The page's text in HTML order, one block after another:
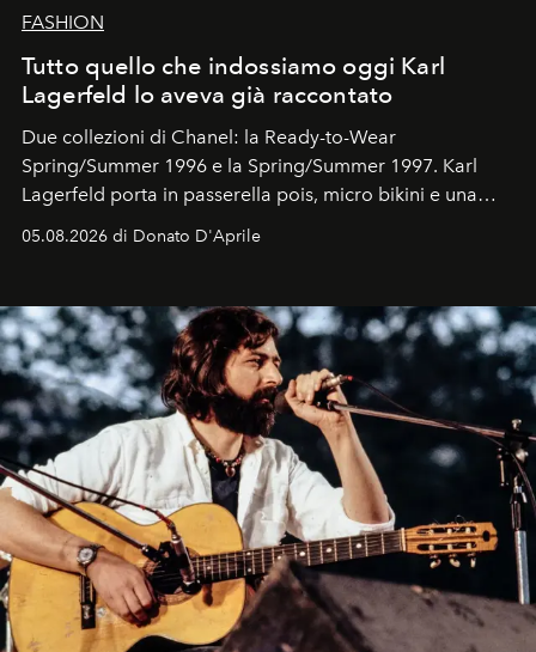
FASHION
Tutto quello che indossiamo oggi Karl
Lagerfeld lo aveva già raccontato
Due collezioni di Chanel: la Ready-to-Wear
Spring/Summer 1996 e la Spring/Summer 1997. Karl
Lagerfeld porta in passerella pois, micro bikini e una
logomania pensata per la spiaggia
Kate, Claudia e Carla una dietro l'altra. Trent'anni dopo,
uno dei documenti più contemporanei che abbiamo.
05.08.2026 di Donato D'Aprile